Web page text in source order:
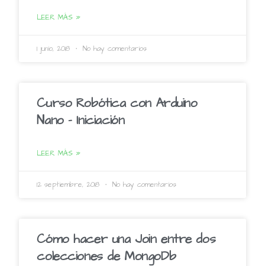
LEER MÁS »
1 junio, 2018 No hay comentarios
Curso Robótica con Arduino
Nano – Iniciación
LEER MÁS »
12 septiembre, 2018 No hay comentarios
Cómo hacer una Join entre dos
colecciones de MongoDb